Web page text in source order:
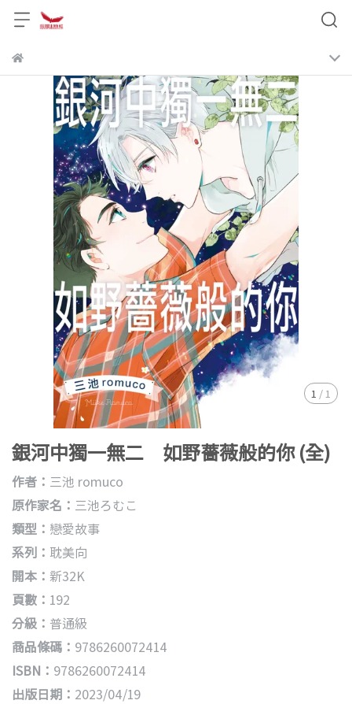
1 / 1
銀河中獨一無二 如野薔薇般的你 (全)
作者： 三池 romuco
原作家名： 三池ろむこ
類型： 戀愛故事
系列： 耽美向
開本： 新32K
頁數： 192
分級： 普通級
商品條碼： 9786260072414
ISBN： 9786260072414
出版日期： 2023/04/19